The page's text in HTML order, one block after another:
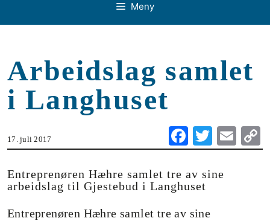
Meny
Arbeidslag samlet
i Langhuset
17. juli 2017
Fa
ce
bo
ok
T
wi
tte
E
m
Entreprenøren Hæhre samlet tre av sine
arbeidslag til Gjestebud i Langhuset
Entreprenøren Hæhre samlet tre av sine